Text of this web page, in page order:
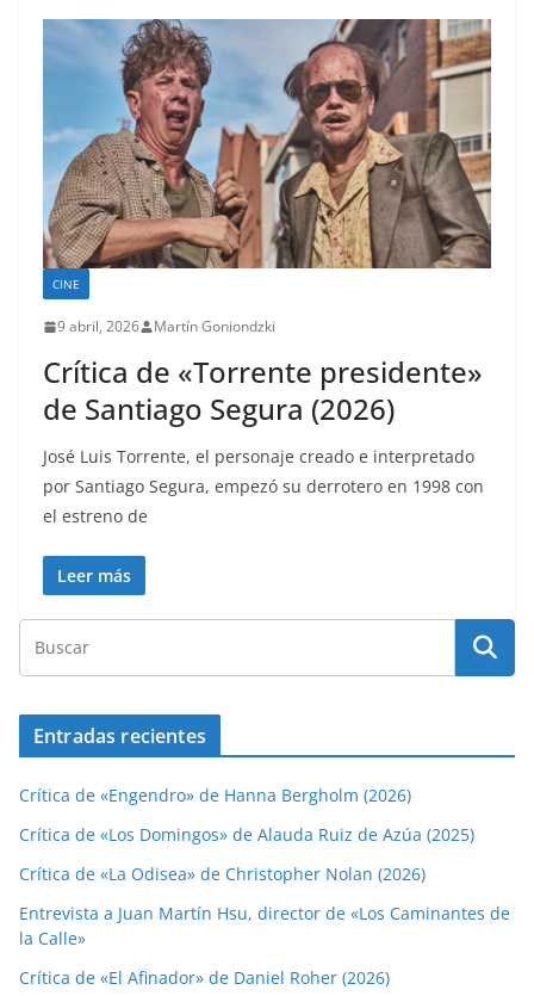
CINE
9 abril, 2026 Martín Goniondzki
Crítica de «Torrente presidente»
de Santiago Segura (2026)
José Luis Torrente, el personaje creado e interpretado
por Santiago Segura, empezó su derrotero en 1998 con
el estreno de
Leer más
Entradas recientes
Crítica de «Engendro» de Hanna Bergholm (2026)
Crítica de «Los Domingos» de Alauda Ruiz de Azúa (2025)
Crítica de «La Odisea» de Christopher Nolan (2026)
Entrevista a Juan Martín Hsu, director de «Los Caminantes de
la Calle»
Crítica de «El Afinador» de Daniel Roher (2026)